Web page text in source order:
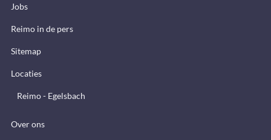
Jobs
Reimo in de pers
Sitemap
Locaties
Reimo - Egelsbach
Over ons